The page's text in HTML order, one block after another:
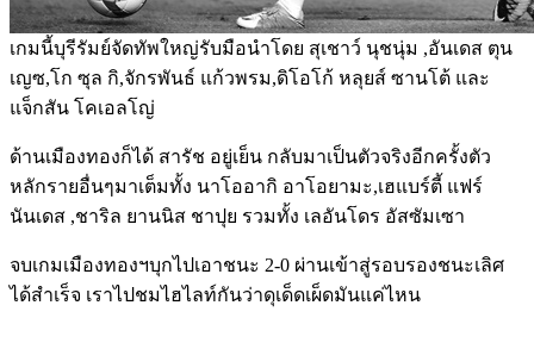
เกมนี้บุรีรัมย์จัดทัพใหญ่รับมือนำโดย สุเชาว์ นุชนุ่ม ,อันเดส ตุน
เญซ,โก ซุล กิ,จักรพันธ์ แก้วพรม,ดิโอโก้ หลุยส์ ซานโต้ และ
แจ็กสัน โคเอลโญ่
ด้านเมืองทองก็ได้ สารัช อยู่เย็น กลับมาเป็นตัวจริงอีกครั้งตัว
หลักรายอื่นๆมาเต็มทั้ง นาโออากิ อาโอยามะ,เฮแบร์ตี้ แฟร์
นันเดส ,ชาริล ยานนิส ชาปุย รวมทั้ง เลอันโดร อัสซัมเซา
จบเกมเมืองทองฯบุกไปเอาชนะ 2-0 ผ่านเข้าสู่รอบรองชนะเลิศ
ได้สำเร็จ เราไปชมไฮไลท์กันว่าดุเด็ดเผ็ดมันแค่ไหน